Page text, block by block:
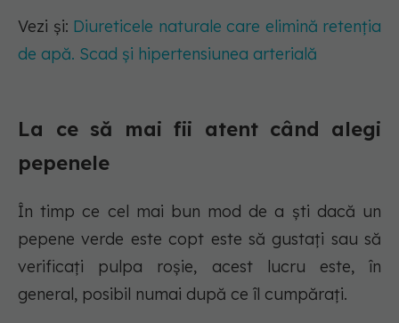
Vezi și: Diureticele naturale care elimină retenția
de apă. Scad și hipertensiunea arterială
La ce să mai fii atent când alegi
pepenele
În timp ce cel mai bun mod de a ști dacă un
pepene verde este copt este să gustați sau să
verificați pulpa roșie, acest lucru este, în
general, posibil numai după ce îl cumpărați.